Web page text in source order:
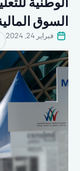
السوق المالية
فبراير 24, 2024